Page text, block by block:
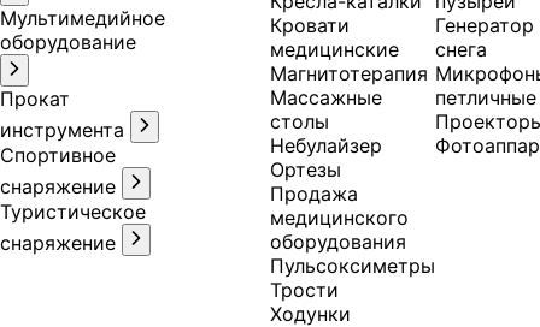
Мультимедийное
оборудование
Прокат
инструмента
Спортивное
снаряжение
Туристическое
снаряжение
Кровати
медицинские
Магнитотерапия
Массажные
столы
Небулайзер
Ортезы
Продажа
медицинского
оборудования
Пульсоксиметры
Трости
Ходунки
Генератор
снега
петличные